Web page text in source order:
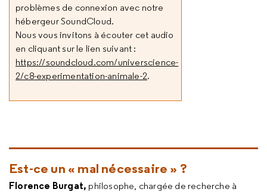
problèmes de connexion avec notre
hébergeur SoundCloud.
Nous vous invitons à écouter cet audio
en cliquant sur le lien suivant :
https://soundcloud.com/universcience-
2/c8-experimentation-animale-2.
Est-ce un « mal nécessaire » ?
Florence Burgat, philosophe, chargée de recherche à